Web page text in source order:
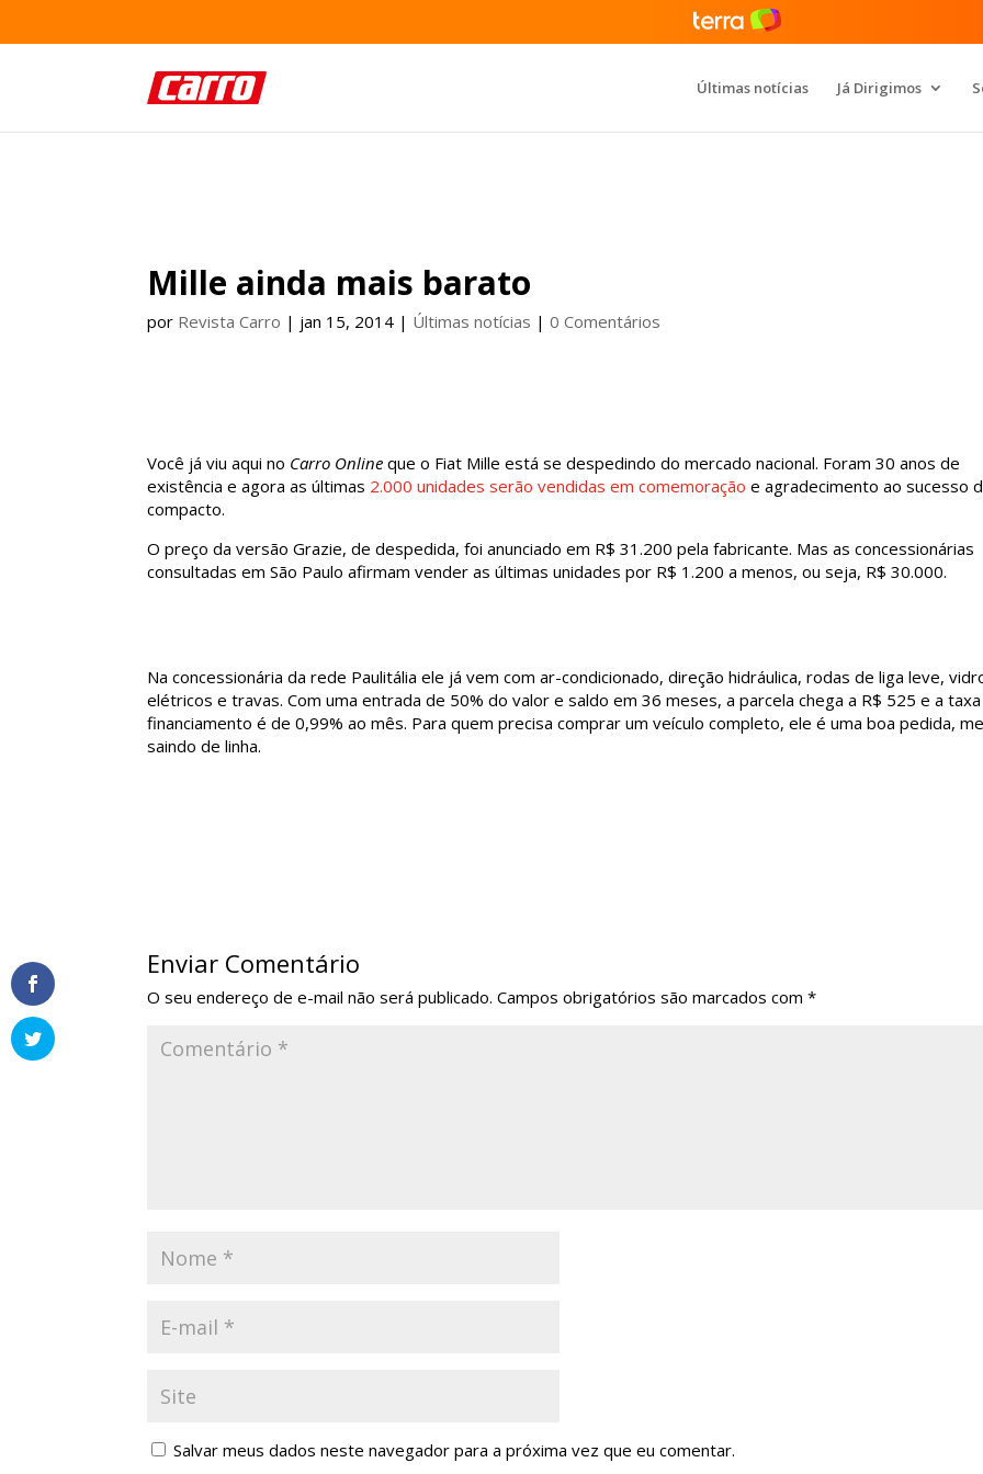
Últimas notícias Já Dirigimos
Mille ainda mais barato
por Revista Carro | jan 15, 2014 | Últimas notícias |0 Comentários
Você já viu aqui no Carro Onlineque o Fiat Mille está se despedindo do mercado nacional. Foram 30 anos de
existência e agora as últimas 2.000 unidades serão vendidas em comemoração e agradecimento ao sucesso
compacto.
O preço da versão Grazie, de despedida, foi anunciado em R$ 31.200 pela fabricante. Mas as concessionárias
consultadas em São Paulo afirmam vender as últimas unidades por R$ 1.200 a menos, ou seja, R$ 30.000.
Na concessionária da rede Paulitália ele já vem com ar-condicionado, direção hidráulica, rodas de liga leve,
elétricos e travas. Com uma entrada de 50% do valor e saldo em 36 meses, a parcela chega a R$ 525 e a
financiamento é de 0,99% ao mês. Para quem precisa comprar um veículo completo, ele é uma boa pedida,
saindo de linha.
Enviar Comentário
O seu endereço de e-mail não será publicado. Campos obrigatórios são marcados com*
Salvar meus dados neste navegador para a próxima vez que eu comentar.